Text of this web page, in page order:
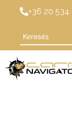
+36 20 534